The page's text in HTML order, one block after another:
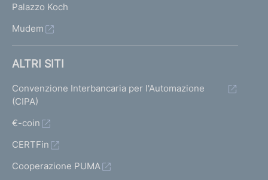
Palazzo Koch
Mudem
ALTRI SITI
Convenzione Interbancaria per l'Automazione
(CIPA)
€-coin
CERTFin
Cooperazione PUMA